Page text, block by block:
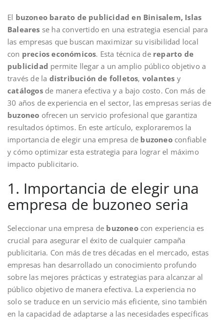
El buzoneo barato de publicidad en Binisalem, Islas
Baleares se ha convertido en una estrategia esencial para
las empresas que buscan maximizar su visibilidad local
con precios económicos. Esta técnica de reparto de
publicidad permite llegar a un amplio público objetivo a
través de la distribución de folletos, volantes y
catálogosde manera efectiva y a bajo costo. Con más de
30 años de experiencia en el sector, las empresas serias de
buzoneo ofrecen un servicio profesional que garantiza
resultados óptimos. En este artículo, exploraremos la
importancia de elegir una empresa de buzoneoconfiable
y cómo optimizar esta estrategia para lograr el máximo
impacto publicitario.
1. Importancia de elegir una
empresa de buzoneo seria
Seleccionar una empresa de buzoneocon experiencia es
crucial para asegurar el éxito de cualquier campaña
publicitaria. Con más de tres décadas en el mercado, estas
empresas han desarrollado un conocimiento profundo
sobre las mejores prácticas y estrategias para alcanzar al
público objetivo de manera efectiva. La experiencia no
solo se traduce en un servicio más eficiente, sino también
en la capacidad de adaptarse a las necesidades específicas